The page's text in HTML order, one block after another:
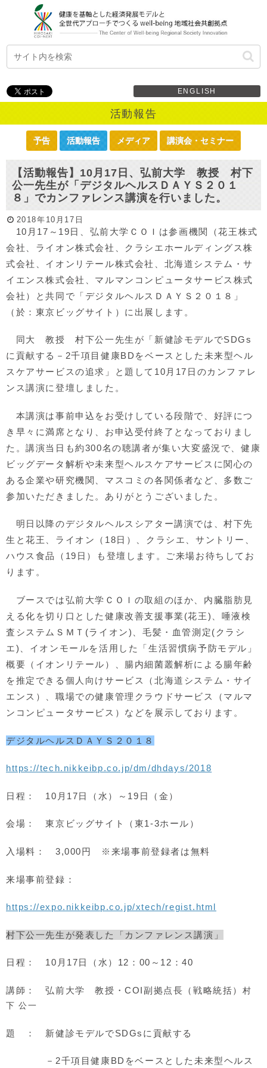
ENGLISH
活動報告
予告 活動報告 メディア 講演会・セミナー
【活動報告】10月17日、弘前大学 教授 村下
公一先生が「デジタルヘルスＤＡＹＳ２０１
８」でカンファレンス講演を行いました。
2018年10月17日
10月17～19日、弘前大学ＣＯＩは参画機関（花王株式
会社、ライオン株式会社、クラシエホールディングス株
式会社、イオンリテール株式会社、北海道システム・サ
イエンス株式会社、マルマンコンピュータサービス株式
会社）と共同で「デジタルヘルスＤＡＹＳ２０１８」
（於：東京ビッグサイト）に出展します。
同大 教授 村下公一先生が「新健診モデルでSDGs
に貢献する－2千項目健康BDをベースとした未来型ヘル
スケアサービスの追求」と題して10月17日のカンファレ
ンス講演に登壇しました。
本講演は事前申込をお受けしている段階で、好評につ
き早々に満席となり、お申込受付終了となっておりまし
た。講演当日も約300名の聴講者が集い大変盛況で、健康
ビッグデータ解析や未来型ヘルスケアサービスに関心の
ある企業や研究機関、マスコミの各関係者など、多数ご
参加いただきました。ありがとうございました。
明日以降のデジタルヘルスシアター講演では、村下先
生と花王、ライオン（18日）、クラシエ、サントリー、
ハウス食品（19日）も登壇します。ご来場お待ちしてお
ります。
ブースでは弘前大学ＣＯＩの取組のほか、内臓脂肪見
える化を切り口とした健康改善支援事業(花王)、唾液検
査システムＳＭＴ(ライオン)、毛髪・血管測定(クラシ
エ)、イオンモールを活用した「生活習慣病予防モデル」
概要（イオンリテール）、腸内細菌叢解析による腸年齢
を推定できる個人向けサービス（北海道システム・サイ
エンス）、職場での健康管理クラウドサービス（マルマ
ンコンピュータサービス）などを展示しております。
デジタルヘルスＤＡＹＳ２０１８
https://tech.nikkeibp.co.jp/dm/dhdays/2018
日程： 10月17日（水）～19日（金）
会場： 東京ビッグサイト（東1-3ホール）
入場料： 3,000円 ※来場事前登録者は無料
来場事前登録：
https://expo.nikkeibp.co.jp/xtech/regist.html
村下公一先生が発表した「カンファレンス講演」
日程： 10月17日（水）12：00～12：40
講師： 弘前大学 教授・COI副拠点長（戦略統括） 村
下 公一
題 ： 新健診モデルでSDGsに貢献する
－2千項目健康BDをベースとした未来型ヘルス